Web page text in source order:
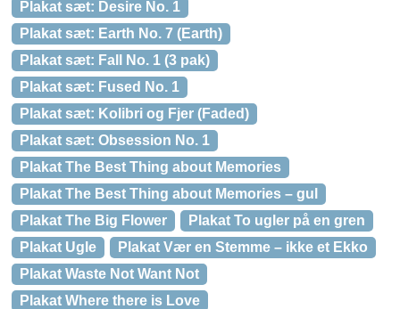
Plakat sæt: Desire No. 1
Plakat sæt: Earth No. 7 (Earth)
Plakat sæt: Fall No. 1 (3 pak)
Plakat sæt: Fused No. 1
Plakat sæt: Kolibri og Fjer (Faded)
Plakat sæt: Obsession No. 1
Plakat The Best Thing about Memories
Plakat The Best Thing about Memories – gul
Plakat The Big Flower
Plakat To ugler på en gren
Plakat Ugle
Plakat Vær en Stemme – ikke et Ekko
Plakat Waste Not Want Not
Plakat Where there is Love